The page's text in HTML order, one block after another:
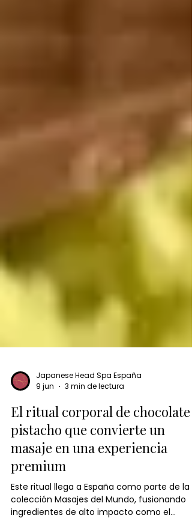
Japanese Head Spa España
9 jun
3 min de lectura
El ritual corporal de chocolate y
pistacho que convierte un
masaje en una experiencia
premium